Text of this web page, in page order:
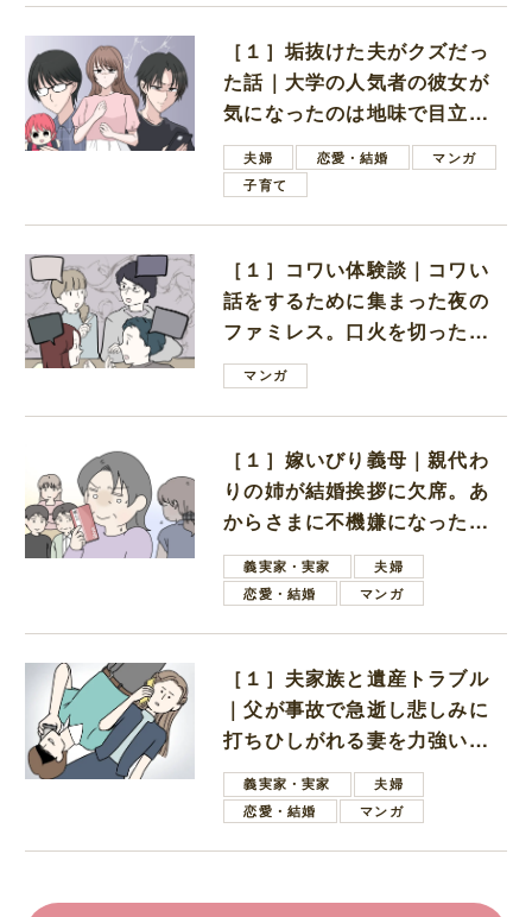
［１］垢抜けた夫がクズだっ
た話｜大学の人気者の彼女が
気になったのは地味で目立た
ない男子学生
夫婦 恋愛・結婚
マンガ
子育て
［１］コワい体験談｜コワい
話をするために集まった夜の
ファミレス。口火を切ったの
は電車好きの男の子ママ
マンガ
［１］嫁いびり義母｜親代わ
りの姉が結婚挨拶に欠席。あ
からさまに不機嫌になった義
母義実家・実家
夫婦
恋愛・結婚
マンガ
［１］夫家族と遺産トラブル
｜父が事故で急逝し悲しみに
打ちひしがれる妻を力強い言
葉で励ます夫
義実家・実家
夫婦
恋愛・結婚
マンガ